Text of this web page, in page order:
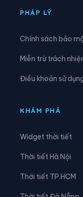
Xã Đại Đồng
Xã Hiệp Hòa
PHÁP LÝ
Chính sách bảo
Miễn trừ trách
Điều khoản sử
KHÁM PHÁ
Widget thời tiết
Thời tiết Hà Nội
Thời tiết TP.HCM